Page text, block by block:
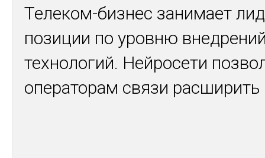
Телеком-бизнес занимает
позиции по уровню
технологий. Нейросети
операторам связи расширить